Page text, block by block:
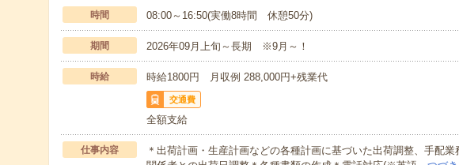
時間 08:00～16:50(実働8時間 休憩50分)
期間 2026年09月上旬～長期 ※9月～！
時給 時給1800円 月収例 288,000円+残業代
交通費
全額支給
仕事内容
＊出荷計画・生産計画などの各種計画に基づいた出荷調整、手配